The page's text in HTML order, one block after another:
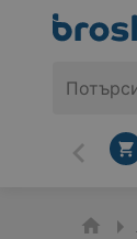
Назад